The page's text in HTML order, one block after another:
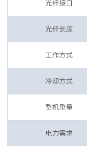
光纤接口
光纤长度
工作方式
冷却方式
整机重量
电力需求